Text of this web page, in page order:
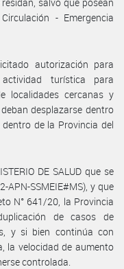
- Emergencia
autorización para
turística para
localidades cercanas y
desplazarse dentro
de la Provincia del
DE SALUD que se
SSMEIE#MS), y que
N° 641/20, la Provincia
de casos de
y si bien continúa con
la velocidad de aumento
controlada.